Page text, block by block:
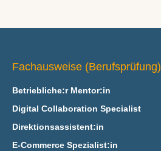
Fachausweise (Berufsprüfung)
Betriebliche:r Mentor:in
Digital Collaboration Specialist
Direktionsassistent:in
E‑Commerce Spezialist:in